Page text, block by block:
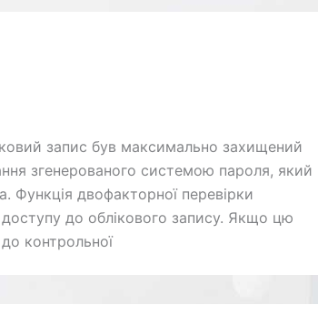
запис був максимально захищений
згенерованого системою пароля, який
Функція двофакторної перевірки
до облікового запису. Якщо цю
контрольної